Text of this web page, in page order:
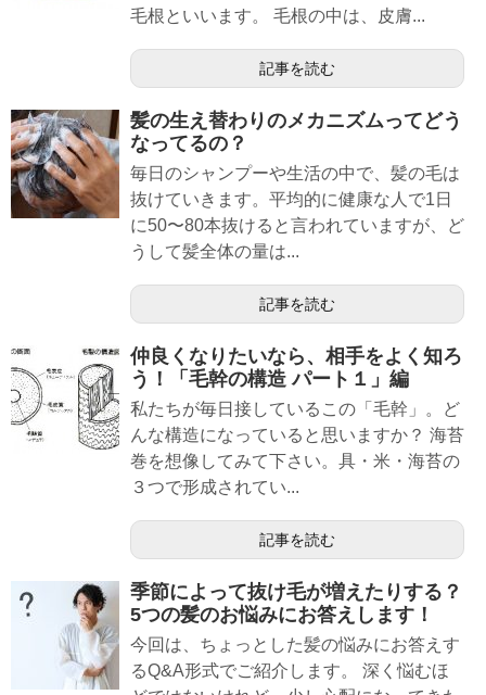
毛根といいます。 毛根の中は、皮膚...
記事を読む
髪の生え替わりのメカニズムってどう
なってるの？
毎日のシャンプーや生活の中で、髪の毛は
抜けていきます。平均的に健康な人で1日
に50〜80本抜けると言われていますが、ど
うして髪全体の量は...
記事を読む
仲良くなりたいなら、相手をよく知ろ
う！「毛幹の構造 パート１」編
私たちが毎日接しているこの「毛幹」。ど
んな構造になっていると思いますか？ 海苔
巻を想像してみて下さい。具・米・海苔の
３つで形成されてい...
記事を読む
季節によって抜け毛が増えたりする？
5つの髪のお悩みにお答えします！
今回は、ちょっとした髪の悩みにお答えす
るQ&A形式でご紹介します。 深く悩むほ